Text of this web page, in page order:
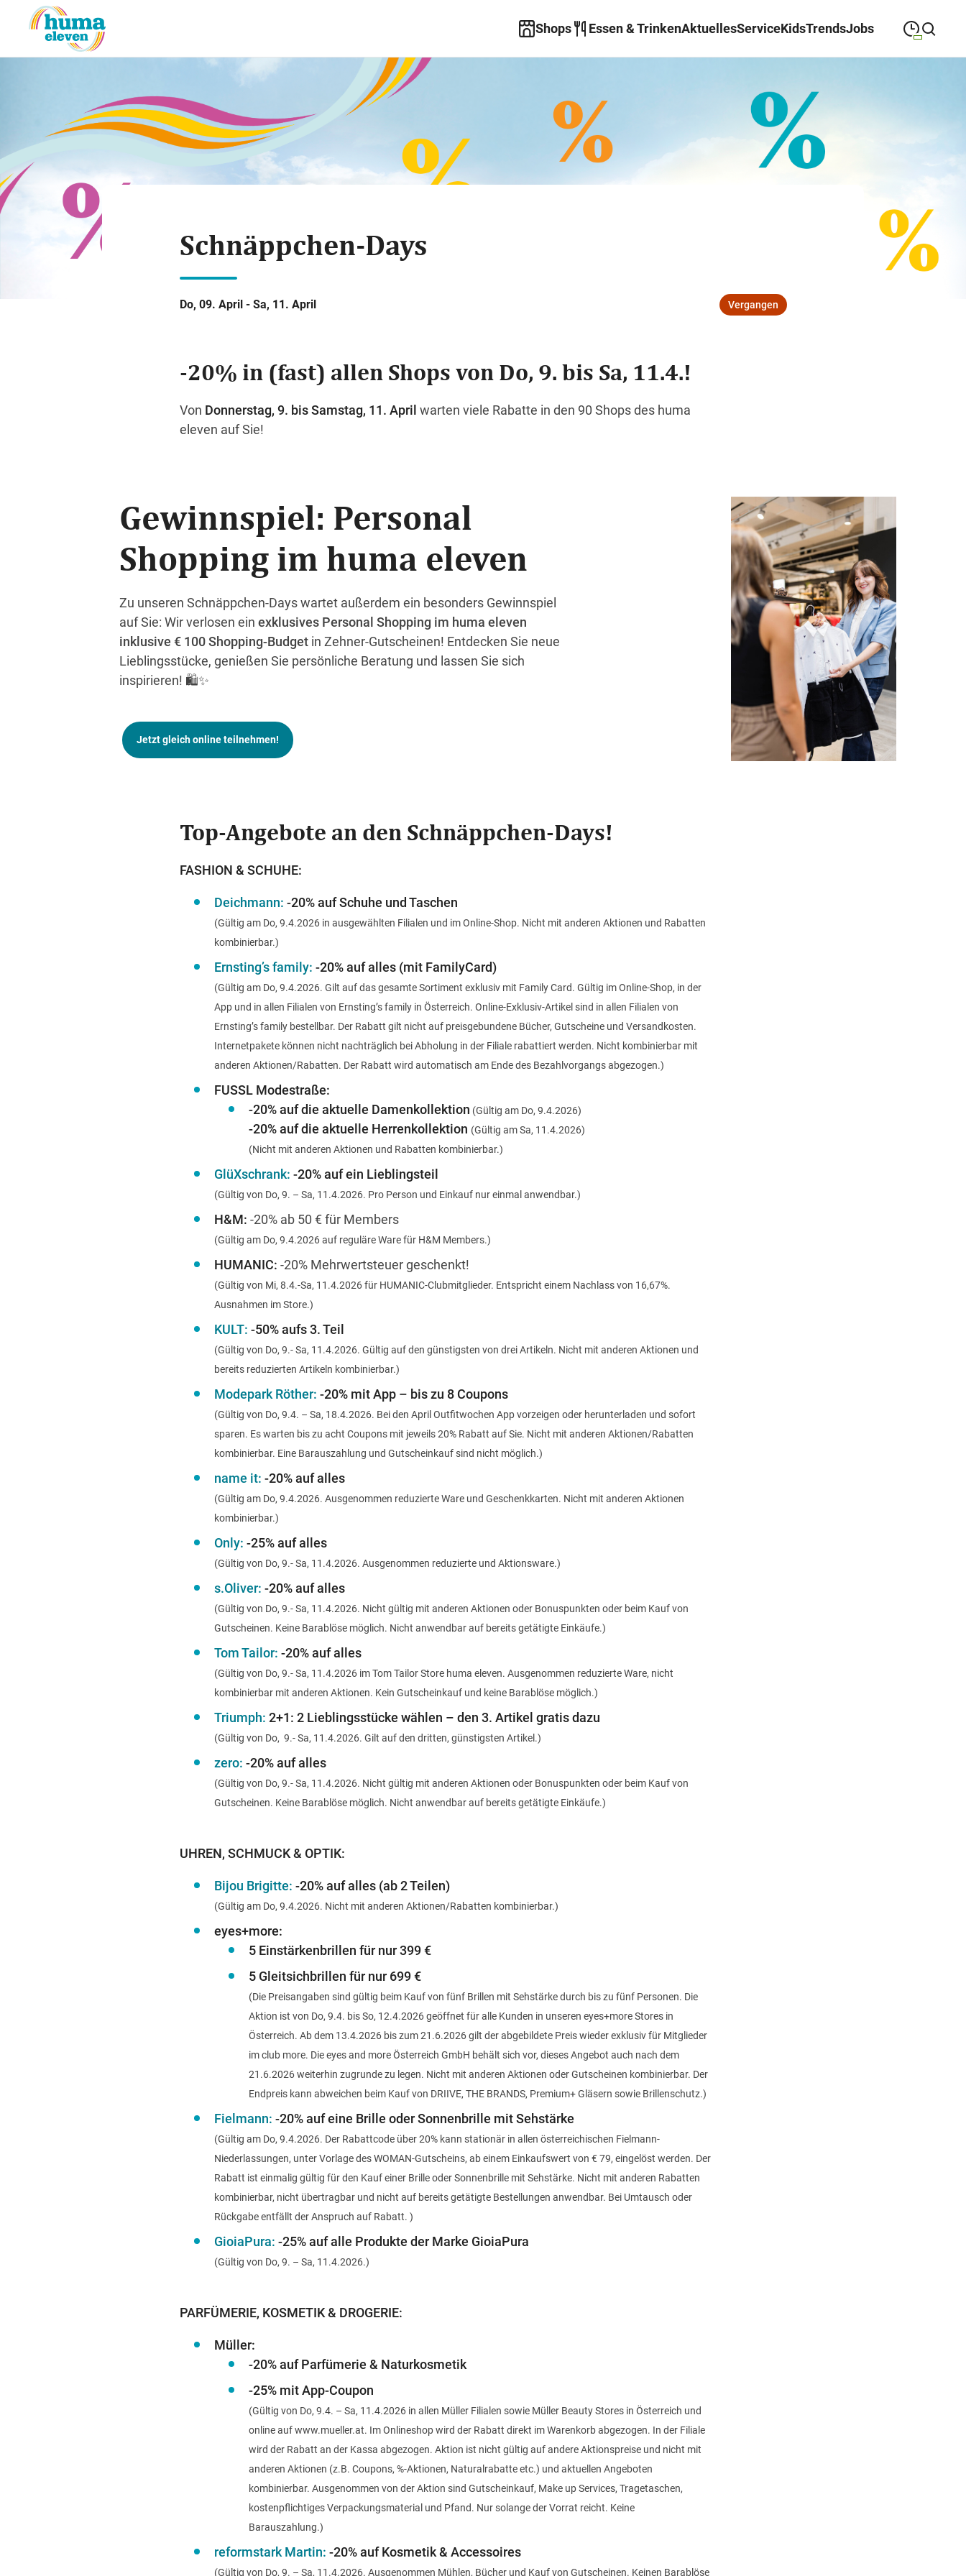
Shops Essen & TrinkenAktuellesServiceKidsTrendsJobs
Suche schließenMontag
Dienstag
DIENSTAG
Mittwoch
MITTWOCH
09:00—19:00
09:00 18:00
Schnäppchen-Days
Do, 09. April - Sa, 11. April Vergangen
-20% in (fast) allen Shops von Do, 9. bis Sa, 11.4.!
Von Donnerstag, 9. bis Samstag, 11. April warten viele Rabatte in den 90 Shops des huma
eleven auf Sie!
Gewinnspiel: Personal
Shopping im huma eleven
Zu unseren Schnäppchen-Days wartet außerdem ein besonders Gewinnspiel
auf Sie: Wir verlosen einexklusives Personal Shopping im huma eleven
inklusive € 100 Shopping-Budget in Zehner-Gutscheinen! Entdecken Sie neue
Lieblingsstücke, genießen Sie persönliche Beratung und lassen Sie sich
inspirieren! 🛍️✨
Jetzt gleich online teilnehmen!
Top-Angebote an den Schnäppchen-Days!
FASHION & SCHUHE:
Deichmann: -20% auf Schuhe und Taschen
(Gültig am Do, 9.4.2026 in ausgewählten Filialen und im Online-Shop. Nicht mit anderen Aktionen und Rabatten
kombinierbar.)
Ernsting’s family: -20% auf alles (mit FamilyCard)
(Gültig am Do, 9.4.2026. Gilt auf das gesamte Sortiment exklusiv mit Family Card. Gültig im Online-Shop, in der
App und in allen Filialen von Ernsting’s family in Österreich. Online-Exklusiv-Artikel sind in allen Filialen von
Ernsting’s family bestellbar. Der Rabatt gilt nicht auf preisgebundene Bücher, Gutscheine und Versandkosten.
Internetpakete können nicht nachträglich bei Abholung in der Filiale rabattiert werden. Nicht kombinierbar mit
anderen Aktionen/Rabatten. Der Rabatt wird automatisch am Ende des Bezahlvorgangs abgezogen.)
FUSSL Modestraße:
-20% auf die aktuelle Damenkollektion (Gültig am Do, 9.4.2026)
-20% auf die aktuelle Herrenkollektion (Gültig am Sa, 11.4.2026)
(Nicht mit anderen Aktionen und Rabatten kombinierbar.)
GlüXschrank: -20% auf ein Lieblingsteil
(Gültig von Do, 9. – Sa, 11.4.2026. Pro Person und Einkauf nur einmal anwendbar.)
H&M: -20% ab 50 € für Members
(Gültig am Do, 9.4.2026 auf reguläre Ware für H&M Members.)
HUMANIC: -20% Mehrwertsteuer geschenkt!
(Gültig von Mi, 8.4.-Sa, 11.4.2026 für HUMANIC-Clubmitglieder. Entspricht einem Nachlass von 16,67%.
Ausnahmen im Store.)
KULT: -50% aufs 3. Teil
(Gültig von Do, 9.- Sa, 11.4.2026. Gültig auf den günstigsten von drei Artikeln. Nicht mit anderen Aktionen und
bereits reduzierten Artikeln kombinierbar.)
Modepark Röther: -20% mit App – bis zu 8 Coupons
(Gültig von Do, 9.4. – Sa, 18.4.2026. Bei den April Outfitwochen App vorzeigen oder herunterladen und sofort
sparen. Es warten bis zu acht Coupons mit jeweils 20% Rabatt auf Sie. Nicht mit anderen Aktionen/Rabatten
kombinierbar. Eine Barauszahlung und Gutscheinkauf sind nicht möglich.)
name it: -20% auf alles
(Gültig am Do, 9.4.2026. Ausgenommen reduzierte Ware und Geschenkkarten. Nicht mit anderen Aktionen
kombinierbar.)
Only: -25% auf alles
(Gültig von Do, 9.- Sa, 11.4.2026. Ausgenommen reduzierte und Aktionsware.)
s.Oliver: -20% auf alles
(Gültig von Do, 9.- Sa, 11.4.2026. Nicht gültig mit anderen Aktionen oder Bonuspunkten oder beim Kauf von
Gutscheinen. Keine Barablöse möglich. Nicht anwendbar auf bereits getätigte Einkäufe.)
Tom Tailor: -20% auf alles
(Gültig von Do, 9.- Sa, 11.4.2026 im Tom Tailor Store huma eleven. Ausgenommen reduzierte Ware, nicht
kombinierbar mit anderen Aktionen. Kein Gutscheinkauf und keine Barablöse möglich.)
Triumph: 2+1: 2 Lieblingsstücke wählen – den 3. Artikel gratis dazu
(Gültig von Do, 9.- Sa, 11.4.2026. Gilt auf den dritten, günstigsten Artikel.)
zero: -20% auf alles
(Gültig von Do, 9.- Sa, 11.4.2026. Nicht gültig mit anderen Aktionen oder Bonuspunkten oder beim Kauf von
Gutscheinen. Keine Barablöse möglich. Nicht anwendbar auf bereits getätigte Einkäufe.)
UHREN, SCHMUCK & OPTIK:
Bijou Brigitte: -20% auf alles (ab 2 Teilen)
(Gültig am Do, 9.4.2026. Nicht mit anderen Aktionen/Rabatten kombinierbar.)
eyes+more:
5 Einstärkenbrillen für nur 399 €
5 Gleitsichbrillen für nur 699 €
(Die Preisangaben sind gültig beim Kauf von fünf Brillen mit Sehstärke durch bis zu fünf Personen. Die
Aktion ist von Do, 9.4. bis So, 12.4.2026 geöffnet für alle Kunden in unseren eyes+more Stores in
Österreich. Ab dem 13.4.2026 bis zum 21.6.2026 gilt der abgebildete Preis wieder exklusiv für Mitglieder
im club more. Die eyes and more Österreich GmbH behält sich vor, dieses Angebot auch nach dem
21.6.2026 weiterhin zugrunde zu legen. Nicht mit anderen Aktionen oder Gutscheinen kombinierbar. Der
Endpreis kann abweichen beim Kauf von DRIIVE, THE BRANDS, Premium+ Gläsern sowie Brillenschutz.)
Fielmann: -20% auf eine Brille oder Sonnenbrille mit Sehstärke
(Gültig am Do, 9.4.2026. Der Rabattcode über 20% kann stationär in allen österreichischen Fielmann-
Niederlassungen, unter Vorlage des WOMAN-Gutscheins, ab einem Einkaufswert von € 79, eingelöst werden. Der
Rabatt ist einmalig gültig für den Kauf einer Brille oder Sonnenbrille mit Sehstärke. Nicht mit anderen Rabatten
kombinierbar, nicht übertragbar und nicht auf bereits getätigte Bestellungen anwendbar. Bei Umtausch oder
Rückgabe entfällt der Anspruch auf Rabatt. )
GioiaPura: -25% auf alle Produkte der Marke GioiaPura
(Gültig von Do, 9. – Sa, 11.4.2026.)
PARFÜMERIE, KOSMETIK & DROGERIE:
Müller:
-20% auf Parfümerie & Naturkosmetik
-25% mit App-Coupon
(Gültig von Do, 9.4. – Sa, 11.4.2026 in allen Müller Filialen sowie Müller Beauty Stores in Österreich und
online auf www.mueller.at. Im Onlineshop wird der Rabatt direkt im Warenkorb abgezogen. In der Filiale
wird der Rabatt an der Kassa abgezogen. Aktion ist nicht gültig auf andere Aktionspreise und nicht mit
anderen Aktionen (z.B. Coupons, %-Aktionen, Naturalrabatte etc.) und aktuellen Angeboten
kombinierbar. Ausgenommen von der Aktion sind Gutscheinkauf, Make up Services, Tragetaschen,
kostenpflichtiges Verpackungsmaterial und Pfand. Nur solange der Vorrat reicht. Keine
Barauszahlung.)
reformstark Martin: -20% auf Kosmetik & Accessoires
(Gültig von Do, 9. – Sa, 11.4.2026. Ausgenommen Mühlen, Bücher und Kauf von Gutscheinen. Keinen Barablöse